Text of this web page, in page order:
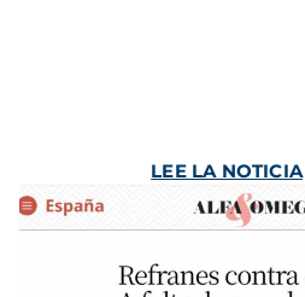
LEE LA NOTICIA